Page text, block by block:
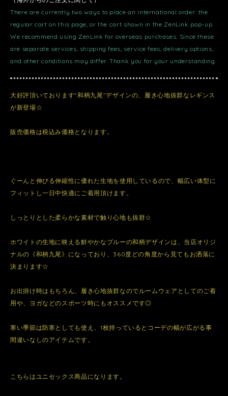
There are currently two ways to place an international order: the
regular cart on this page, or the cart shown in the ZenLink pop-up.
We recommend using ZenLink for overseas purchases. Since these
are separate services, shipping fees, service fees, delivery options,
and other conditions may differ. Thank you for your understanding.
大好評頂いております"和柄九尾"デザインの、履き心地抜群なレギンス
が新登場☆
販売価格は税込み価格となります。
ぐーんと伸びる伸縮性に優れた生地を使用しているので、幅広い体型に
フィットし一日中快適にご着用頂けます。
しっとりとした柔らかな素材で触り心地も抜群☆
ホワイトの生地に映える鮮やかなブルーの和柄デザインは、当店オリジ
ナルの《和柄九尾》になっており、360度どの角度から見てもお洒落に
決まります☆
お出掛け時はもちろん、履き心地抜群なのでルームウェアとしてのご着
用や、ヨガなどのスポーツ時にもオススメです◎
寒い季節は防寒としても使え、1枚持っているとコーデの幅が広がる事
間違いなしのアイテムです。
こちらはユニセックス商品になります。